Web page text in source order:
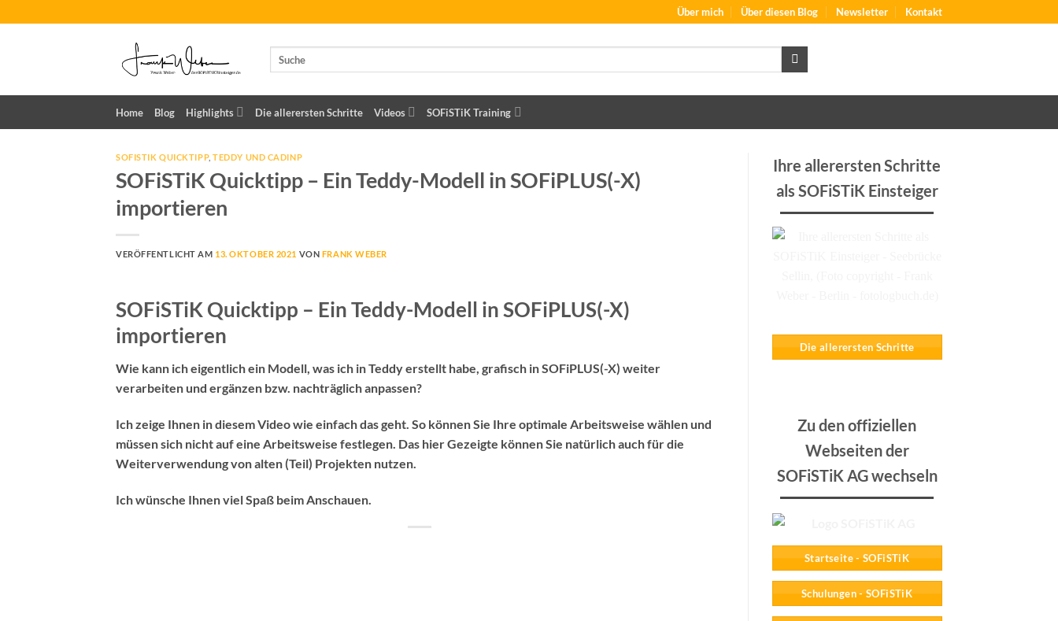
Über mich Über diesen Blog Newsletter Kontakt
Home Blog Highlights Die allerersten Schritte Videos SOFiSTiK Training
SOFISTIK QUICKTIPP,TEDDY UND CADINP
SOFiSTiK Quicktipp – Ein Teddy-Modell in SOFiPLUS(-X)
importieren
VERÖFFENTLICHT AM 13. OKTOBER 2021 VON FRANK WEBER
SOFiSTiK Quicktipp – Ein Teddy-Modell in SOFiPLUS(-X)
importieren
Wie kann ich eigentlich ein Modell, was ich in Teddy erstellt habe, grafisch in SOFiPLUS(-X) weiter
verarbeiten und ergänzen bzw. nachträglich anpassen?
Ich zeige Ihnen in diesem Video wie einfach das geht. So können Sie Ihre optimale Arbeitsweise wählen und
müssen sich nicht auf eine Arbeitsweise festlegen. Das hier Gezeigte können Sie natürlich auch für die
Weiterverwendung von alten (Teil) Projekten nutzen.
Ich wünsche Ihnen viel Spaß beim Anschauen.
Ihre allerersten Schritte
als SOFiSTiK Einsteiger
Die allerersten Schritte
Zu den offiziellen
Webseiten der
SOFiSTiK AG wechseln
Startseite - SOFiSTiK
Schulungen - SOFiSTiK